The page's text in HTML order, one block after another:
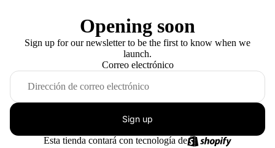
Opening soon
Sign up for our newsletter to be the first to know when we
launch.
Correo electrónico
Sign up
Esta tienda contará con tecnología de